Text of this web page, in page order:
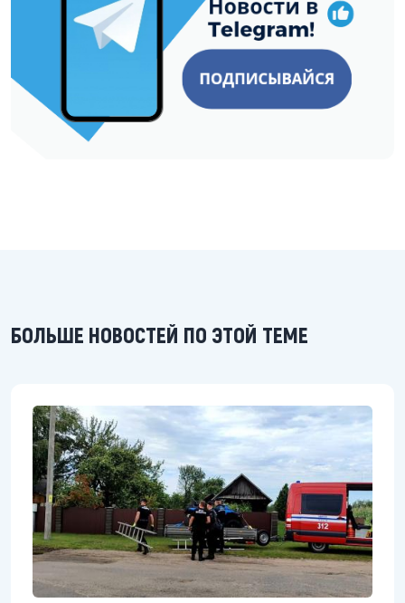
БОЛЬШЕ НОВОСТЕЙ ПО ЭТОЙ ТЕМЕ